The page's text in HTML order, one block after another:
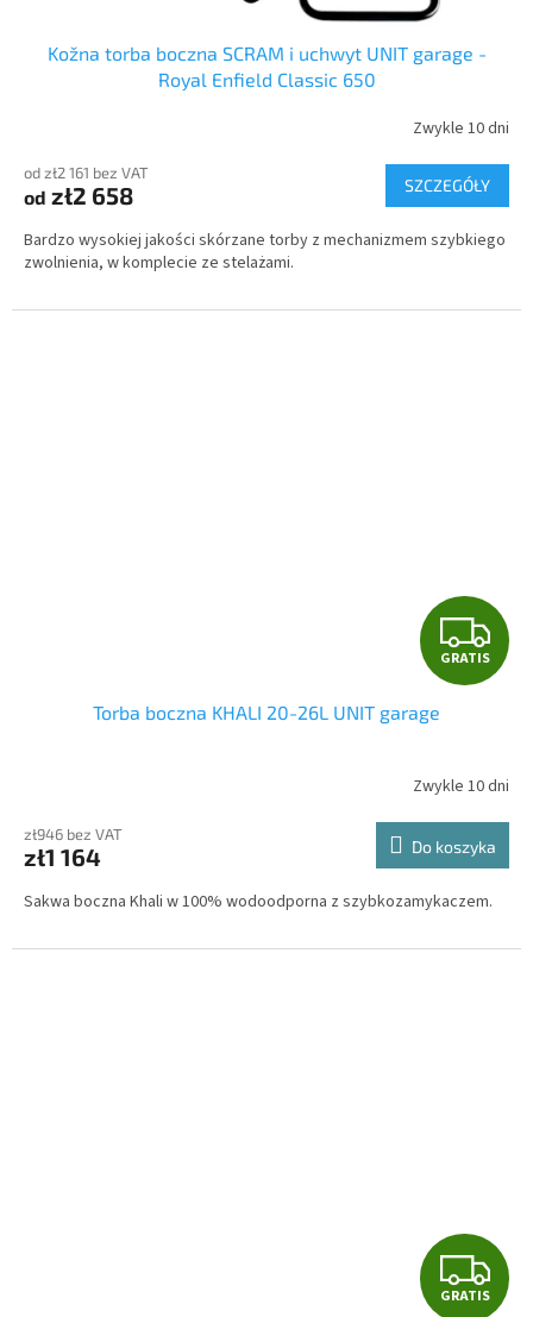
Kožna torba boczna SCRAM i uchwyt UNIT garage -
Royal Enfield Classic 650
Zwykle 10 dni
od zł2 161 bez VAT
od zł2 658 SZCZEGÓŁY
Bardzo wysokiej jakości skórzane torby z mechanizmem szybkiego
zwolnienia, w komplecie ze stelażami.
G
R
T
I
S
GRATIS
Torba boczna KHALI 20-26L UNIT garage
Zwykle 10 dni
zł946 bez VAT
zł1 164 Do koszyka
Sakwa boczna Khali w 100% wodoodporna z szybkozamykaczem.
G
GRATIS